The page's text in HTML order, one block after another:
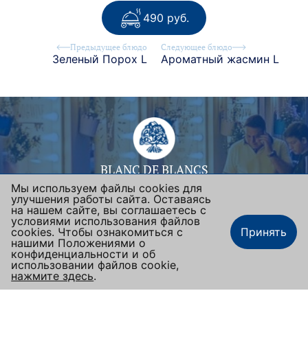
490 руб.
Предыдущее блюдо
Зеленый Порох L
Следующее блюдо
Ароматный жасмин L
Москва, ул. Люсиновская, 36/50
+7 (495) 665-92-42
blandeblancafe@mail.ru
BLANC DE BLANCS
Подписаться на новости
Время работы:
пн-вс 12:00-23:00 (после 15 мая - с 10:00)
Заказать столик
Мы используем файлы cookies для
улучшения работы сайта. Оставаясь
на нашем сайте, вы соглашаетесь с
условиями использования файлов
cookies. Чтобы ознакомиться с
нашими Положениями о
конфиденциальности и об
использовании файлов cookie,
нажмите здесь.
Принять